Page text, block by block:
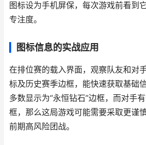
图标设为手机屏保，每次游戏前看到
专注度。
图标信息的实战应用
在排位赛的载入界面，观察队友和对
标及历史赛季边框，能快速获取基础
多数显示为“永恒钻石”边框，而对手
框，那么这局游戏可能需要采取更谨
前期高风险团战。